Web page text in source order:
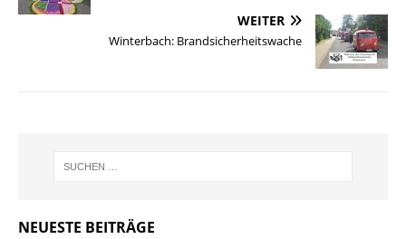
WEITER
Winterbach: Brandsicherheitswache
NEUESTE BEITRÄGE